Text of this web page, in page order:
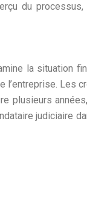
du
la situation
Les
plusieurs
judiciaire